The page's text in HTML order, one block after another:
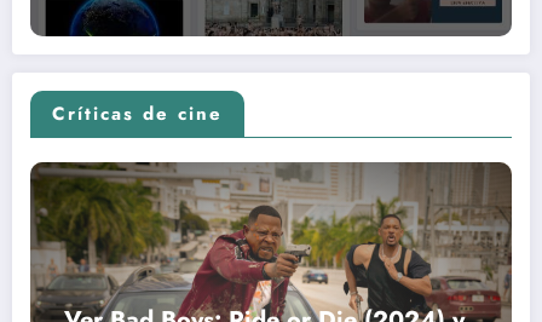
Críticas de cine